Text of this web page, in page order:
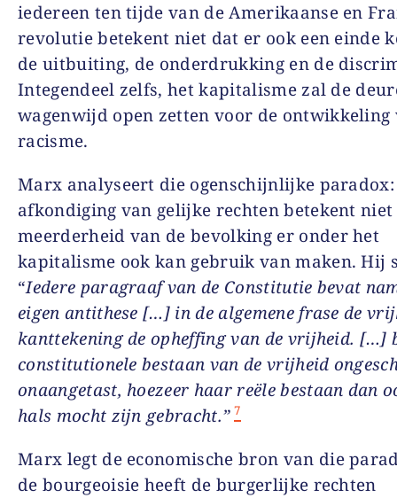
iedereen ten tijde van de Amerikaanse en
revolutie betekent niet dat er ook een einde
de uitbuiting, de onderdrukking en de
Integendeel zelfs, het kapitalisme zal de
wagenwijd open zetten voor de ontwikkeling
racisme.
Marx analyseert die ogenschijnlijke
afkondiging van gelijke rechten betekent
meerderheid van de bevolking er onder het
kapitalisme ook kan gebruik van maken. Hij
“Iedere paragraaf van de Constitutie bevat
eigen antithese […] in de algemene frase de
kanttekening de opheffing van de vrijheid. […]
constitutionele bestaan van de vrijheid
onaangetast, hoezeer haar reële bestaan dan
hals mocht zijn gebracht.” 7
Marx legt de economische bron van die
de bourgeoisie heeft de burgerlijke rechten